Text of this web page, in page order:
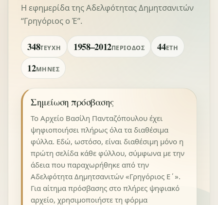
Η εφημερίδα της Αδελφότητας Δημητσανιτών
“Γρηγόριος ο Έ”.
348ΤΕΎΧΗ 1958–2012ΠΕΡΊΟΔΟΣ 44ΈΤΗ
12ΜΉΝΕΣ
Σημείωση πρόσβασης
Το Αρχείο Βασίλη Πανταζόπουλου έχει
ψηφιοποιήσει πλήρως όλα τα διαθέσιμα
φύλλα. Εδώ, ωστόσο, είναι διαθέσιμη μόνο η
πρώτη σελίδα κάθε φύλλου, σύμφωνα με την
άδεια που παραχωρήθηκε από την
Αδελφότητα Δημητσανιτών «Γρηγόριος Ε΄».
Για αίτημα πρόσβασης στο πλήρες ψηφιακό
αρχείο, χρησιμοποιήστε τη φόρμα